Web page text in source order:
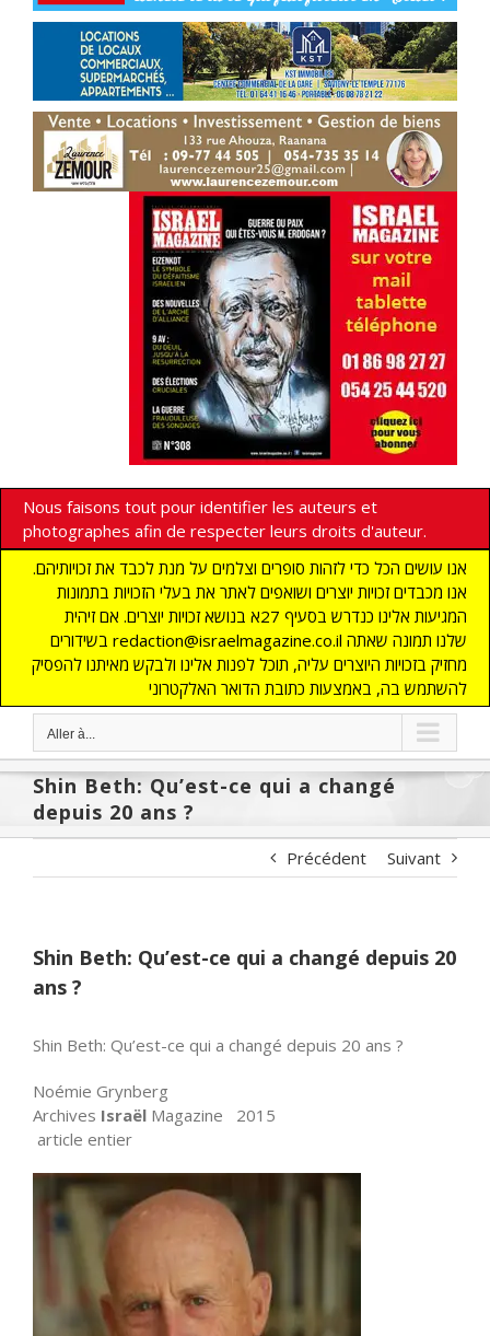
Nous faisons tout pour identifier les auteurs et
photographes afin de respecter leurs droits d'auteur.
אנו עושים הכל כדי לזהות סופרים וצלמים על מנת לכבד את זכויותיהם.
אנו מכבדים זכויות יוצרים ושואפים לאתר את בעלי הזכויות בתמונות
המגיעות אלינו כנדרש בסעיף 27א בנושא זכויות יוצרים. אם זיהית
בשידורים redaction@israelmagazine.co.il שלנו תמונה שאתה
מחזיק בזכויות היוצרים עליה, תוכל לפנות אלינו ולבקש מאיתנו להפסיק
להשתמש בה, באמצעות כתובת הדואר האלקטרוני
Aller à...
Shin Beth: Qu’est-ce qui a changé
depuis 20 ans ?
Précédent Suivant
Shin Beth: Qu’est-ce qui a changé depuis 20
ans ?
Shin Beth: Qu’est-ce qui a changé depuis 20 ans ?
Noémie Grynberg
Archives Israël Magazine 2015
article entier